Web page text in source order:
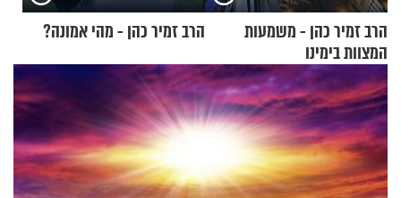
הרב זמיר כהן - משמעות
המצוות בימינו
הרב זמיר כהן - מהי אמונה?